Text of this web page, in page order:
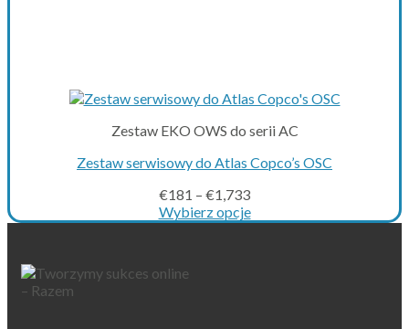
Zestaw EKO OWS do serii AC
Zestaw serwisowy do Atlas Copco’s OSC
€181 – €1,733
Wybierz opcje
This